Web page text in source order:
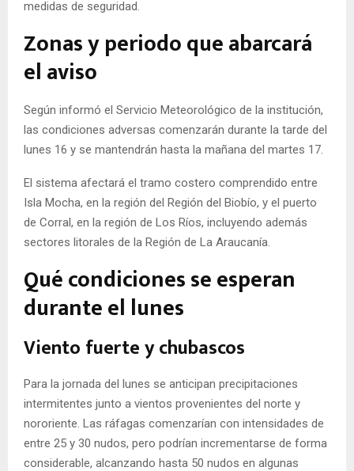
medidas de seguridad.
Zonas y periodo que abarcará
el aviso
Según informó el Servicio Meteorológico de la institución,
las condiciones adversas comenzarán durante la tarde del
lunes 16 y se mantendrán hasta la mañana del martes 17.
El sistema afectará el tramo costero comprendido entre
Isla Mocha, en la región del Región del Biobío, y el puerto
de Corral, en la región de Los Ríos, incluyendo además
sectores litorales de la Región de La Araucanía.
Qué condiciones se esperan
durante el lunes
Viento fuerte y chubascos
Para la jornada del lunes se anticipan precipitaciones
intermitentes junto a vientos provenientes del norte y
nororiente. Las ráfagas comenzarían con intensidades de
entre 25 y 30 nudos, pero podrían incrementarse de forma
considerable, alcanzando hasta 50 nudos en algunas